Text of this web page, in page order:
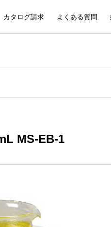
カタログ請求 よくある質問
MS-EB-1